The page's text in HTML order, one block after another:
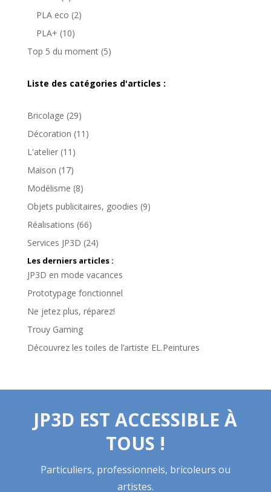
produits
PLA eco 22
PLA+ 1010
produits
Top 5 du moment 55
Liste des catégories d'articles :
Bricolage (29)
Décoration (11)
L'atelier(11)
Maison (17)
Modélisme (8)
Objets publicitaires, goodies (9)
Réalisations (66)
Services JP3D (24)
Les derniers articles :
JP3D en mode vacances
Prototypage fonctionnel
Ne jetez plus, réparez!
Trouy Gaming
Découvrez les toiles de l’artiste EL.Peintures
JP3D EST ACCESSIBLE À
TOUS !
Particuliers, professionnels, bricoleurs ou
artistes.